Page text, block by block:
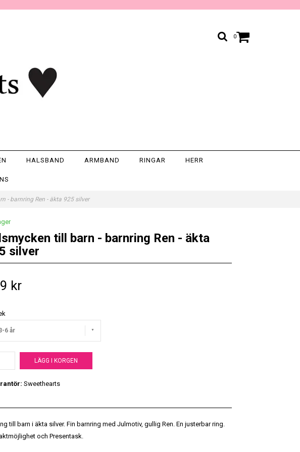
0
HALSBAND ARMBAND RINGAR HERR
- barnring Ren - äkta 925 silver
till barn - barnring Ren - äkta
silver
kr
6 år
LÄGG I KORGEN
Sweethearts
till barn i äkta silver. Fin barnring med Julmotiv, gullig Ren. En justerbar ring.
och Presentask.